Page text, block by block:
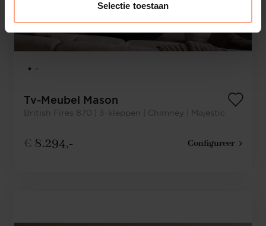
Selectie toestaan
Tv-Meubel Mason
British Fires 870 | 3-kleppen | Chimney | Majestic
€ 8.294,- Configureer